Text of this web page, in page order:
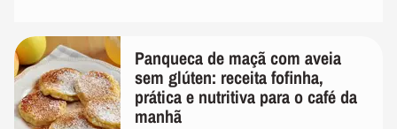
Panqueca de maçã com aveia
sem glúten: receita fofinha,
prática e nutritiva para o café da
manhã